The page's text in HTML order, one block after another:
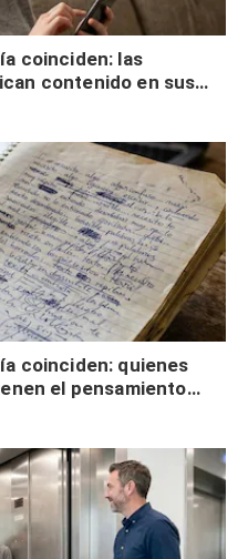
coinciden: las
contenido en sus
buscar validación
coinciden: quienes
el pensamiento
desinterés